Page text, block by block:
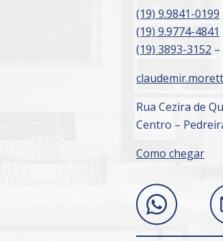
(19) 9.9841-0199
(19) 9.9774-4841
(19) 3893-3152
Rua Cezira de
Centro –
Como chegar